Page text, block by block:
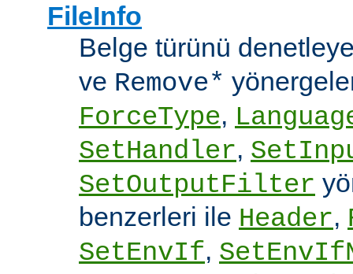
FileInfo
Belge türünü
ve Remove*
ForceType,
SetHandler,
SetOutputFilter
benzerleri ile Header,
SetEnvIf,